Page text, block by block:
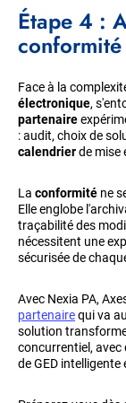
Étape 4 :
Face à la
électronique,
partenaire
: audit, choix de
calendrierde mise
La conformité ne
Elle englobe
traçabilité des
nécessitent une
sécurisée de
Avec Nexia PA,
partenairequi va
solution
concurrentiel,
de GED